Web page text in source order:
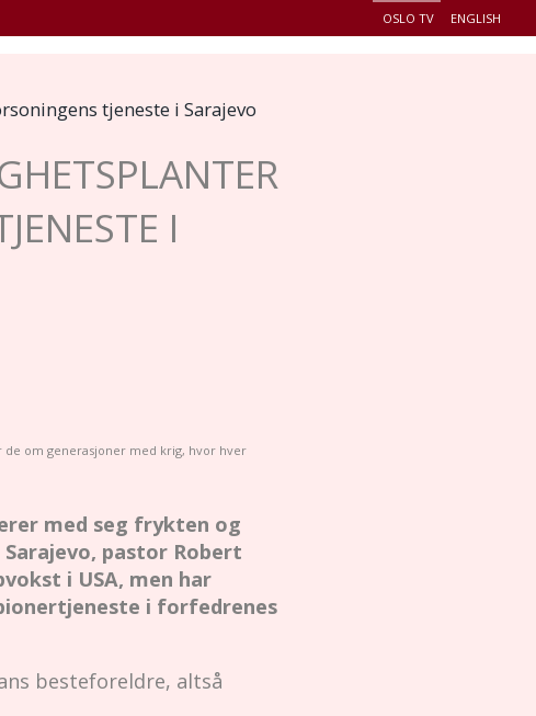
OSLO TV ENGLISH
tjeneste i Sarajevo
I
de om generasjoner med krig, hvor hver
med seg frykten og
pastor Robert
i USA, men har
i forfedrenes
besteforeldre, altså